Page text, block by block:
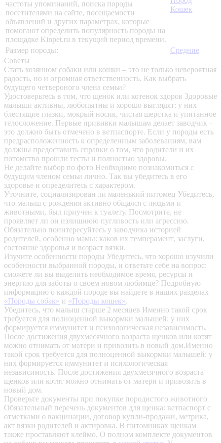
частоты упоминаний, поиска породы
посетителями на сайте, посещаемости
объявлений и других параметрах, которые
помогают определить популярность породы на
площадке Kinpet.ru в текущий период времени.
Кошек
Размер породы:
Средние
Советы
Стать хозяином собаки или кошки – это не только невероятная
радость, но и огромная ответственность. Как выбрать
будущего четвероного члена семьи?
Удостоверьтесь в том, что щенок или котенок здоров Здоровые
малыши активны, любопытны и хорошо выглядят: у них
блестящие глазки, мокрый носик, чистая шерстка и упитанное
телосложение. Первые прививки малышам делает заводчик –
это должно быть отмечено в ветпаспорте. Если у породы есть
предрасположенность к определенным заболеваниям, вам
должны предоставить справки о том, что родители и их
потомство прошли тесты и полностью здоровы.
Не делайте выбор по фото Необходимо познакомиться с
будущим членом семьи лично. Так вы убедитесь в его
здоровье и определитесь с характером.
Уточните, социализирован ли маленький питомец Убедитесь,
что малыш с рождения активно общался с людьми и
животными, был приучен к туалету. Посмотрите, не
проявляет ли он излишнюю пугливость или агрессию.
Обязательно поинтересуйтесь у заводчика историей
родителей, особенно мамы: каков их темперамент, заслуги,
состояние здоровья и возраст вязки.
Изучите особенности породы Убедитесь, что хорошо изучили
особенности выбранной породы, и ответьте себе на вопрос:
сможете ли вы выделить необходимое время, ресурсы и
энергию для заботы о своем новом любимце? Подробную
информацию о каждой породе вы найдете в наших разделах
«Породы собак» и «Породы кошек».
Убедитесь, что малыш старше 2 месяцев Именно такой срок
требуется для полноценной выкормки малышей: у них
формируется иммунитет и психологическая независимость.
После достижения двухмесячного возраста щенков или котят
можно отнимать от матери и привозить в новый дом.Именно
такой срок требуется для полноценной выкормки малышей: у
них формируется иммунитет и психологическая
независимость. После достижения двухмесячного возраста
щенков или котят можно отнимать от матери и привозить в
новый дом.
Проверьте документы при покупке породистого животного
Обязательный перечень документов для щенка: ветпаспорт с
отметками о вакцинации, договор купли-продажи, метрика,
акт вязки родителей и актировка. В питомниках щенкам
также проставляют клеймо. О полном комплекте документов